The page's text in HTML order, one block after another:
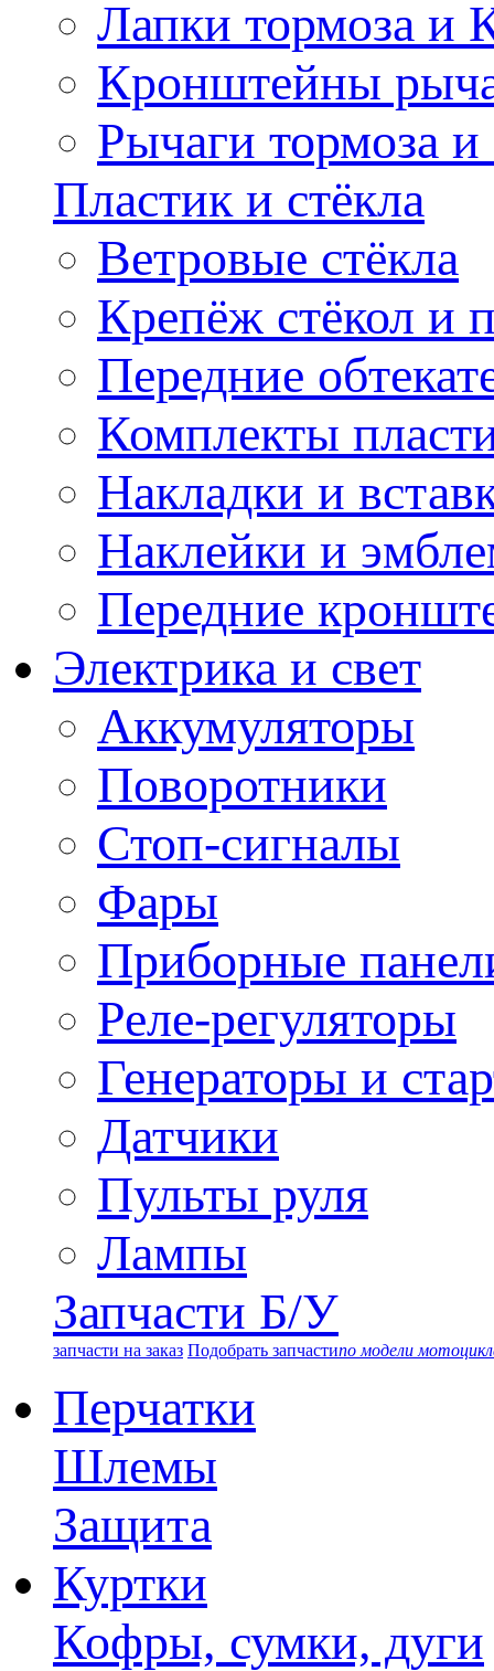
Лапки тормоза и
Кронштейны
Рычаги тормоза и
Пластик и стёкла
Ветровые стёкла
Крепёж стёкол и
Передние
Комплекты
Накладки и
Наклейки и
Передние
Электрика и свет
Аккумуляторы
Поворотники
Стоп-сигналы
Фары
Приборные
Реле-регуляторы
Генераторы и
Датчики
Пульты руля
Лампы
Запчасти Б/У
запчасти на заказ Подобрать запчастипо модели
Перчатки
Шлемы
Защита
Куртки
Кофры, сумки, дуги